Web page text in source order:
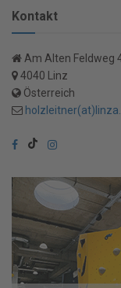
Kontakt
Am Alten Feldweg
4040 Linz
Österreich